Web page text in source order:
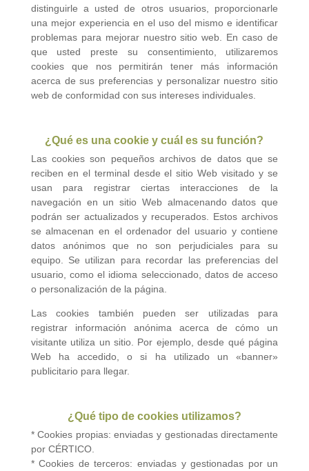
distinguirle a usted de otros usuarios, proporcionarle
una mejor experiencia en el uso del mismo e identificar
problemas para mejorar nuestro sitio web. En caso de
que usted preste su consentimiento, utilizaremos
cookies que nos permitirán tener más información
acerca de sus preferencias y personalizar nuestro sitio
web de conformidad con sus intereses individuales.
¿Qué es una cookie y cuál es su función?
Las cookies son pequeños archivos de datos que se
reciben en el terminal desde el sitio Web visitado y se
usan para registrar ciertas interacciones de la
navegación en un sitio Web almacenando datos que
podrán ser actualizados y recuperados. Estos archivos
se almacenan en el ordenador del usuario y contiene
datos anónimos que no son perjudiciales para su
equipo. Se utilizan para recordar las preferencias del
usuario, como el idioma seleccionado, datos de acceso
o personalización de la página.
Las cookies también pueden ser utilizadas para
registrar información anónima acerca de cómo un
visitante utiliza un sitio. Por ejemplo, desde qué página
Web ha accedido, o si ha utilizado un «banner»
publicitario para llegar.
¿Qué tipo de cookies utilizamos?
* Cookies propias: enviadas y gestionadas directamente
por CÉRTICO.
* Cookies de terceros: enviadas y gestionadas por un